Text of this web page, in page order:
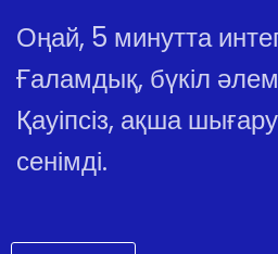
Оңай, 5 минутта
Ғаламдық, бүкіл
Қауіпсіз, ақша
сенімді.